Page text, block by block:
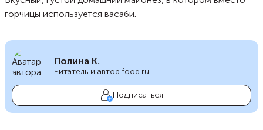
горчицы используется васаби.
Полина К.
Читатель и автор food.ru
Подписаться